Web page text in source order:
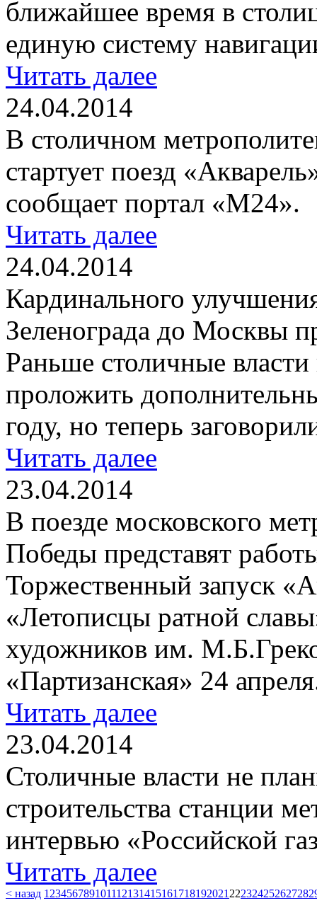
ближайшее время в
единую систему
Читать далее
24.04.2014
В столичном
стартует поезд
сообщает портал «М24».
Читать далее
24.04.2014
Кардинального
Зеленограда до Москвы
Раньше столичные
проложить
году, но теперь
Читать далее
23.04.2014
В поезде московского
Победы представят
Торжественный запуск
«Летописцы ратной
художников им.
«Партизанская» 24
Читать далее
23.04.2014
Столичные власти не
строительства станции
интервью «Российской
Читать далее
< назад 1 23456789101112131415161718192021 22232425262728